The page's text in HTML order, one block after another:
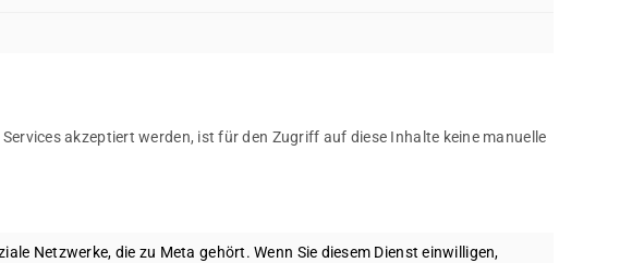
akzeptiert werden, ist für den Zugriff auf diese Inhalte keine manuelle
Netzwerke, die zu Meta gehört. Wenn Sie diesem Dienst einwilligen,